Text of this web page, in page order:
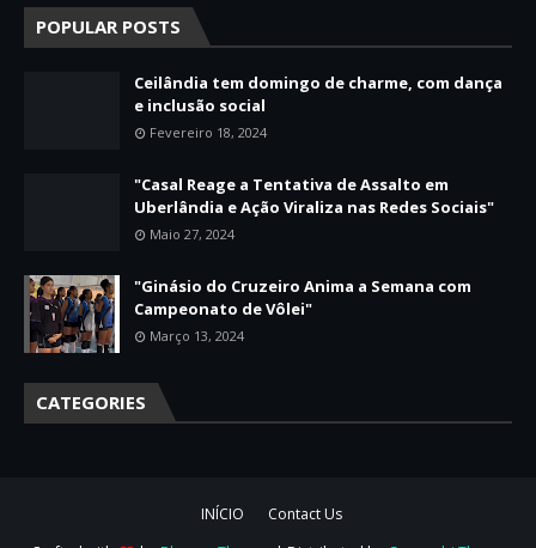
POPULAR POSTS
Ceilândia tem domingo de charme, com dança
e inclusão social
Fevereiro 18, 2024
"Casal Reage a Tentativa de Assalto em
Uberlândia e Ação Viraliza nas Redes Sociais"
Maio 27, 2024
"Ginásio do Cruzeiro Anima a Semana com
Campeonato de Vôlei"
Março 13, 2024
CATEGORIES
INÍCIO
Contact Us